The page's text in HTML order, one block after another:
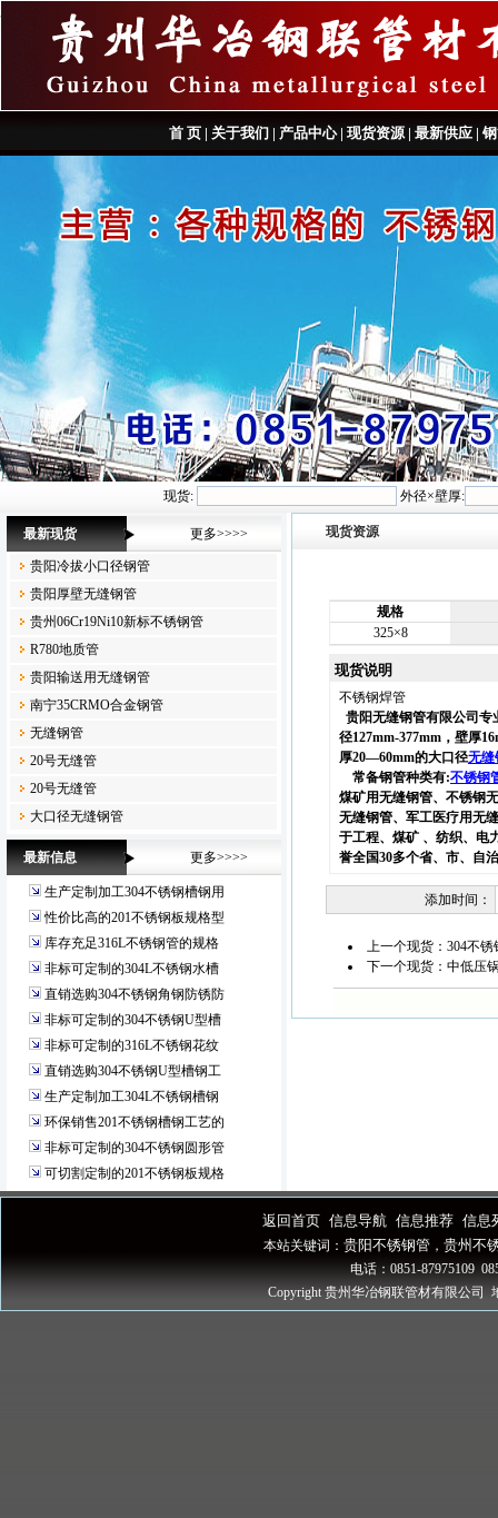
首 页 | 关于我们 | 产品中心| 现货资源| 最新供应 |
现货: 外径×壁厚:
最新现货 更多>>>>
贵阳冷拔小口径钢管
贵阳厚壁无缝钢管
贵州06Cr19Ni10新标不锈钢管
R780地质管
贵阳输送用无缝钢管
南宁35CRMO合金钢管
无缝钢管
20号无缝管
20号无缝管
大口径无缝钢管
最新信息 更多>>>>
生产定制加工304不锈钢槽钢用
性价比高的201不锈钢板规格型
库存充足316L不锈钢管的规格
非标可定制的304L不锈钢水槽
直销选购304不锈钢角钢防锈防
非标可定制的304不锈钢U型槽
非标可定制的316L不锈钢花纹
直销选购304不锈钢U型槽钢工
生产定制加工304L不锈钢槽钢
环保销售201不锈钢槽钢工艺的
非标可定制的304不锈钢圆形管
可切割定制的201不锈钢板规格
现货资源
规格
325×8
现货说明
不锈钢焊管
贵阳无缝钢管有限公司专
径127mm-377mm，壁厚
厚20—60mm的大口径无缝
常备钢管种类有:不锈钢
煤矿用无缝钢管、不锈钢
无缝钢管、军工医疗用无
于工程、煤矿 、纺织、电
誉全国30多个省、市、自
添加时间：
上一个现货： 304不锈
下一个现货： 中低压
返回首页 信息导航 信息推荐 信息
本站关键词： 贵阳不锈钢管， 贵州不
电话：0851-87975109
Copyright 贵州华冶钢联管材有限公司